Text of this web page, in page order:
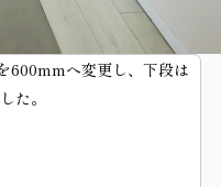
600mmへ変更し、下段は
た。